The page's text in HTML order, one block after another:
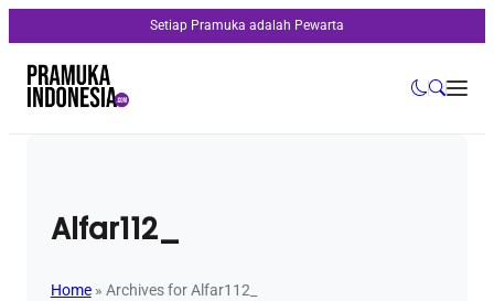
Setiap Pramuka adalah Pewarta
Alfar112_
Home» Archives for Alfar112_